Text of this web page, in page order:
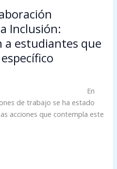
Inclusión:
a estudiantes que
trabajo En
de trabajo se ha estado
acciones que contempla este